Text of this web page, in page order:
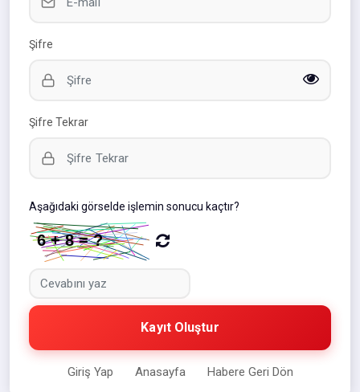
Şifre
Şifre Tekrar
Aşağıdaki görselde işlemin sonucu kaçtır?
Kayıt Oluştur
Giriş Yap Anasayfa Habere Geri Dön